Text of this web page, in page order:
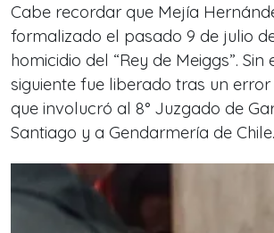
Cabe recordar que Mejía
formalizado el pasado 9 de julio
homicidio del “Rey de Meiggs”.
siguiente fue liberado tras un
que involucró al 8° Juzgado de
Santiago y a Gendarmería de Chile.